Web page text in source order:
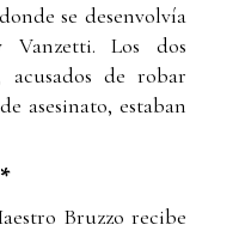
se desenvolvía
Los dos
acusados de robar
asesinato, estaban
Bruzzo recibe